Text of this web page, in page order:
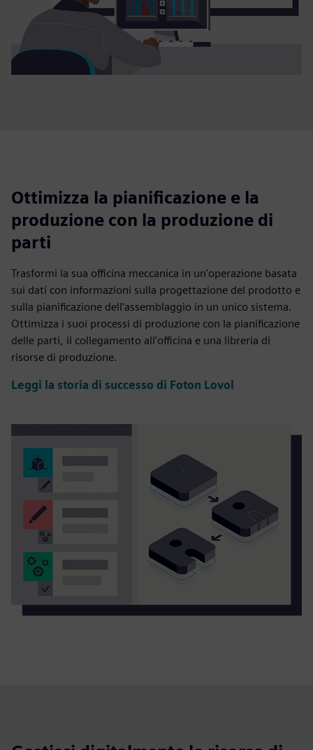
Ottimizza la pianificazione e la
produzione con la produzione di
parti
Trasformi la sua officina meccanica in un'operazione basata
sui dati con informazioni sulla progettazione del prodotto e
sulla pianificazione dell'assemblaggio in un unico sistema.
Ottimizza i suoi processi di produzione con la pianificazione
delle parti, il collegamento all'officina e una libreria di
risorse di produzione.
Leggi la storia di successo di Foton Lovol